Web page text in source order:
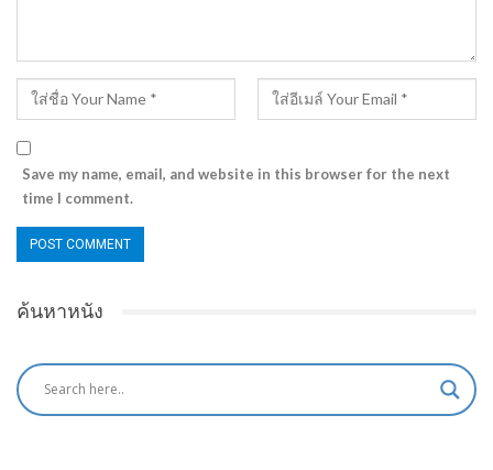
Save my name, email, and website in this browser for the next
time I comment.
ค้นหาหนัง